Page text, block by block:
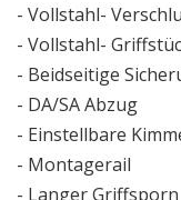
- Vollstahl-
- Vollstahl-
- Beidseitige
- DA/SA Abzug
- Einstellbare
- Montagerail
- Langer Griffsporn